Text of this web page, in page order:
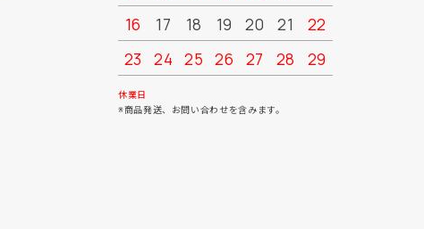
16
17 18 19 20 21
22
23
24 25 26 27 28
29
30
休業日
※商品発送、お問い合わせを含みます。